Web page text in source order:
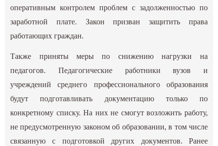
оперативным контролем проблем с задолженностью по
заработной плате. Закон призван защитить права
работающих граждан.
Также приняты меры по снижению нагрузки на
педагогов. Педагогические работники вузов и
учреждений среднего профессионального образования
будут подготавливать документацию только по
конкретному списку. На них не смогут возложить работу,
не предусмотренную законом об образовании, в том числе
связанную с подготовкой других документов. Ранее